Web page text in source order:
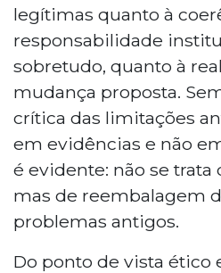
legítimas quanto à
responsabilidade
sobretudo, quanto à
mudança proposta.
crítica das limitações
em evidências e não
é evidente: não se trata
mas de reembalagem
problemas antigos.
Do ponto de vista ético